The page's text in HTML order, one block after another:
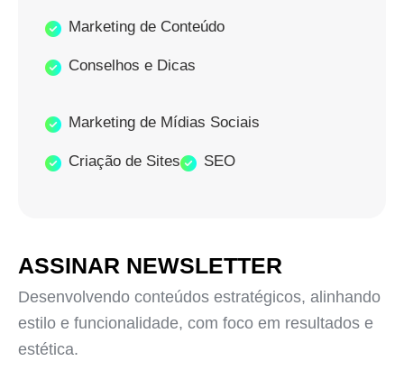
Marketing de Conteúdo
Conselhos e Dicas
Marketing de Mídias Sociais
Criação de Sites SEO
ASSINAR NEWSLETTER
Desenvolvendo conteúdos estratégicos, alinhando
estilo e funcionalidade, com foco em resultados e
estética.